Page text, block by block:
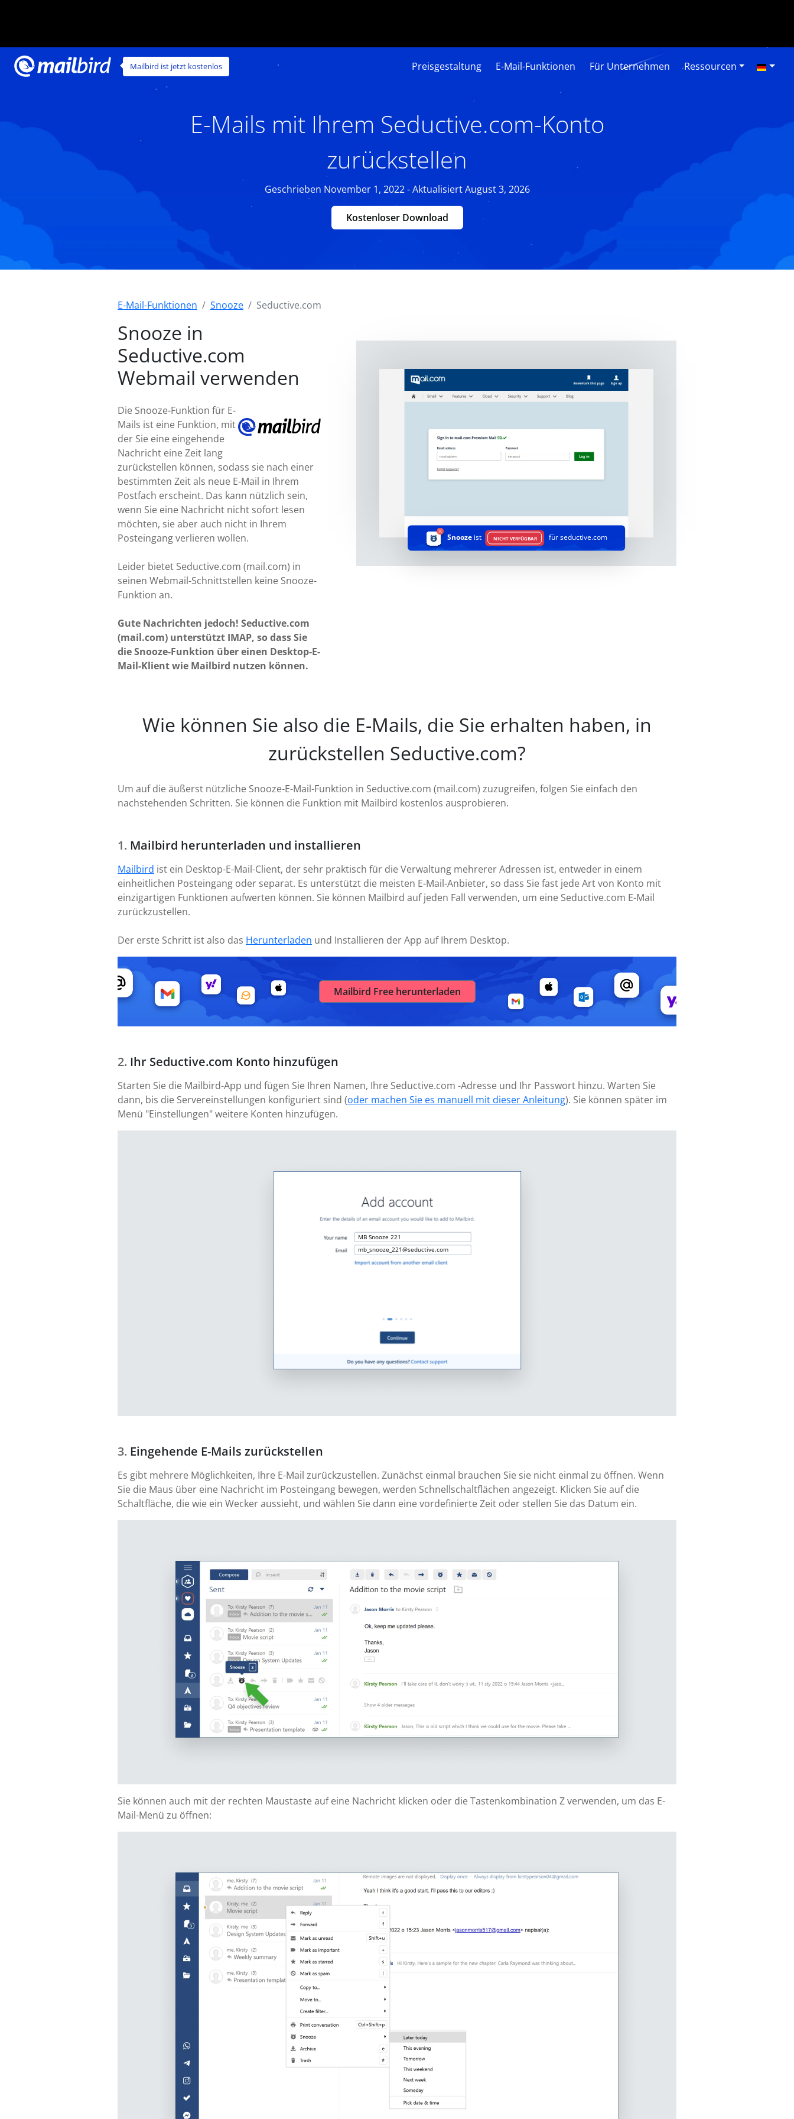
Mailbird ist jetzt kostenlos Preisgestaltung E-Mail-Funktionen Für Unternehmen Ressourcen
E-Mails mit Ihrem Seductive.com-Konto
zurückstellen
Geschrieben November 1, 2022 - Aktualisiert August 3, 2026
Kostenloser Download
E-Mail-Funktionen Snooze Seductive.com
Snooze in
Seductive.com
Webmail verwenden
Die Snooze-Funktion für E-
Mails ist eine Funktion, mit
der Sie eine eingehende
Nachricht eine Zeit lang
zurückstellen können, sodass sie nach einer
bestimmten Zeit als neue E-Mail in Ihrem
Postfach erscheint. Das kann nützlich sein,
wenn Sie eine Nachricht nicht sofort lesen
möchten, sie aber auch nicht in Ihrem
Posteingang verlieren wollen.
Leider bietet Seductive.com (mail.com) in
seinen Webmail-Schnittstellen keine Snooze-
Funktion an.
Gute Nachrichten jedoch! Seductive.com
(mail.com) unterstützt IMAP, so dass Sie
die Snooze-Funktion über einen Desktop-E-
Mail-Klient wie Mailbird nutzen können.
Snoozeist NICHT VERFÜGBAR für seductive.com
Wie können Sie also die E-Mails, die Sie erhalten haben, in
zurückstellen Seductive.com?
Um auf die äußerst nützliche Snooze-E-Mail-Funktion in Seductive.com (mail.com) zuzugreifen, folgen Sie einfach den
nachstehenden Schritten. Sie können die Funktion mit Mailbird kostenlos ausprobieren.
Mailbird herunterladen und installieren
Mailbird ist ein Desktop-E-Mail-Client, der sehr praktisch für die Verwaltung mehrerer Adressen ist, entweder in einem
einheitlichen Posteingang oder separat. Es unterstützt die meisten E-Mail-Anbieter, so dass Sie fast jede Art von Konto mit
einzigartigen Funktionen aufwerten können. Sie können Mailbird auf jeden Fall verwenden, um eine Seductive.com E-Mail
zurückzustellen.
Der erste Schritt ist also das Herunterladen und Installieren der App auf Ihrem Desktop.
Mailbird Free herunterladen
Ihr Seductive.com Konto hinzufügen
Starten Sie die Mailbird-App und fügen Sie Ihren Namen, Ihre Seductive.com -Adresse und Ihr Passwort hinzu. Warten Sie
dann, bis die Servereinstellungen konfiguriert sind (oder machen Sie es manuell mit dieser Anleitung). Sie können später im
Menü "Einstellungen" weitere Konten hinzufügen.
MB Snooze 221
mb_snooze_221@seductive.com
Eingehende E-Mails zurückstellen
Es gibt mehrere Möglichkeiten, Ihre E-Mail zurückzustellen. Zunächst einmal brauchen Sie sie nicht einmal zu öffnen. Wenn
Sie die Maus über eine Nachricht im Posteingang bewegen, werden Schnellschaltflächen angezeigt. Klicken Sie auf die
Schaltfläche, die wie ein Wecker aussieht, und wählen Sie dann eine vordefinierte Zeit oder stellen Sie das Datum ein.
Sie können auch mit der rechten Maustaste auf eine Nachricht klicken oder die Tastenkombination Z verwenden, um das E-
Mail-Menü zu öffnen: